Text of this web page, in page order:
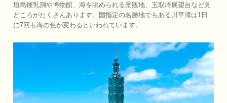
垣島鍾乳洞や博物館、海を眺められる景観地、玉取崎展望台など見
どころがたくさんあります。国指定の名勝地でもある川平湾は1日
に7回も海の色が変わるといわれています。